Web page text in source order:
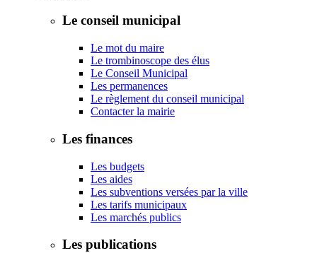
Le conseil municipal
Le mot du maire
Le trombinoscope des élus
Le Conseil Municipal
Les permanences
Le règlement du conseil municipal
Contacter la mairie
Les finances
Les budgets
Les aides
Les subventions versées par la ville
Les tarifs municipaux
Les marchés publics
Les publications